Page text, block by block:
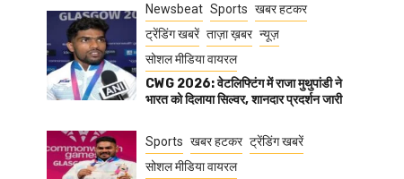
Newsbeat Sports खबर हटकर
ट्रेंडिंग खबरें ताज़ा ख़बर न्यूज़
सोशल मीडिया वायरल
CWG 2026: वेटलिफ्टिंग में राजा मुथुपांडी ने
भारत को दिलाया सिल्वर, शानदार प्रदर्शन जारी
Sports खबर हटकर ट्रेंडिंग खबरें
सोशल मीडिया वायरल